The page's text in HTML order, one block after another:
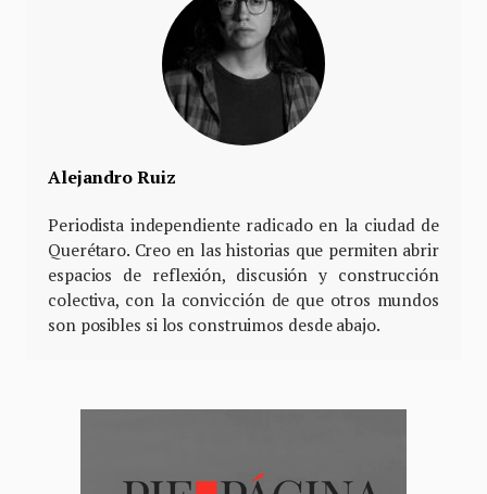
Alejandro Ruiz
Periodista independiente radicado en la ciudad de
Querétaro. Creo en las historias que permiten abrir
espacios de reflexión, discusión y construcción
colectiva, con la convicción de que otros mundos
son posibles si los construimos desde abajo.